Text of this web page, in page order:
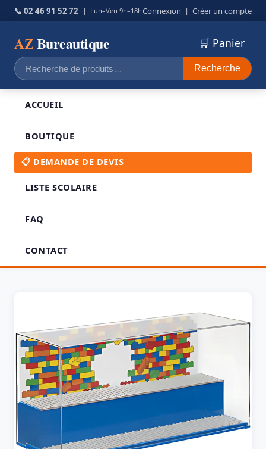
📞 02 46 91 52 72 | Lun–Ven 9h–18hConnexion | Créer un compte
AZBureautique
Recherche
pour :
Recherche
🛒 Panier
ACCUEIL
BOUTIQUE
📋 DEMANDE DE DEVIS
LISTE SCOLAIRE
FAQ
CONTACT